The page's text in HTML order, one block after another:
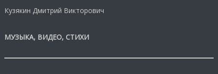
Кузякин Дмитрий Викторович
МУЗЫКА, ВИДЕО, СТИХИ